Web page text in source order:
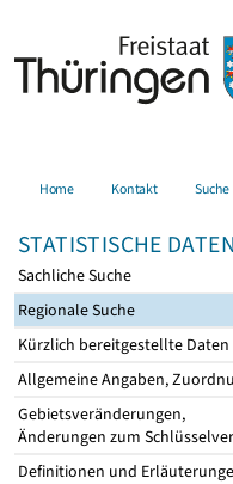
Home Kontakt Suche
STATISTISCHE DATEN
Sachliche Suche
Regionale Suche
Kürzlich bereitgestellte Daten
Allgemeine Angaben,
Gebietsveränderungen,
Änderungen zum
Definitionen und